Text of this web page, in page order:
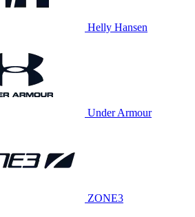
Helly Hansen
Under Armour
ZONE3